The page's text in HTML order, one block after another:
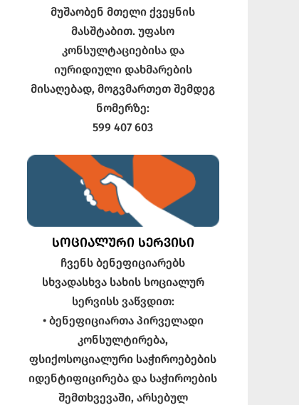
მუშაობენ მთელი ქვეყნის
მასშტაბით. უფასო
კონსულტაციებისა და
იურიდიული დახმარების
მისაღებად, მოგვმართეთ შემდეგ
ნომერზე:
599 407 603
ᲡᲝᲪᲘᲐᲚᲣᲠᲘ ᲡᲔᲠᲕᲘᲡᲘ
ჩვენს ბენეფიციარებს
სხვადასხვა სახის სოციალურ
სერვისს ვაწვდით:
• ბენეფიციართა პირველადი
კონსულტირება,
ფსიქოსოციალური საჭიროებების
იდენტიფიცირება და საჭიროების
შემთხვევაში, არსებულ